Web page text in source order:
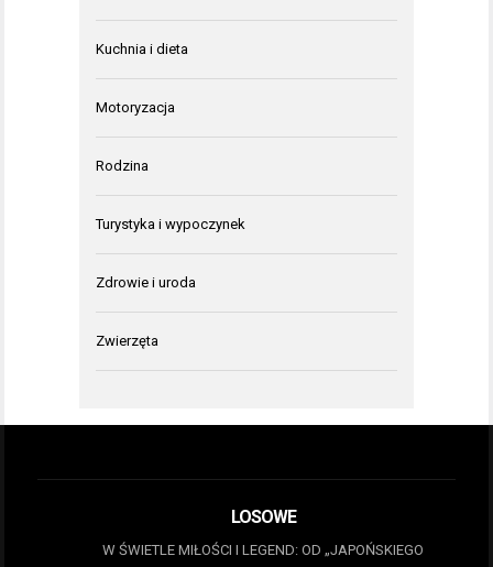
Kuchnia i dieta
Motoryzacja
Rodzina
Turystyka i wypoczynek
Zdrowie i uroda
Zwierzęta
LOSOWE
W ŚWIETLE MIŁOŚCI I LEGEND: OD „JAPOŃSKIEGO